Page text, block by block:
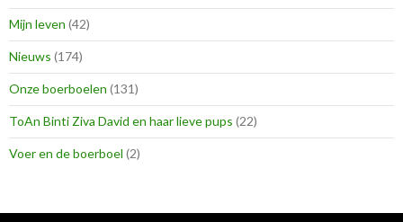
Mijn leven (42)
Nieuws (174)
Onze boerboelen (131)
ToAn Binti Ziva David en haar lieve pups (22)
Voer en de boerboel (2)